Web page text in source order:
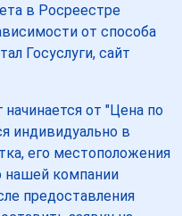
в Росреестре
от способа
Госуслуги, сайт
от "Цена по
индивидуально в
его местоположения
нашей компании
предоставления